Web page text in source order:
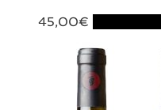
45,00€